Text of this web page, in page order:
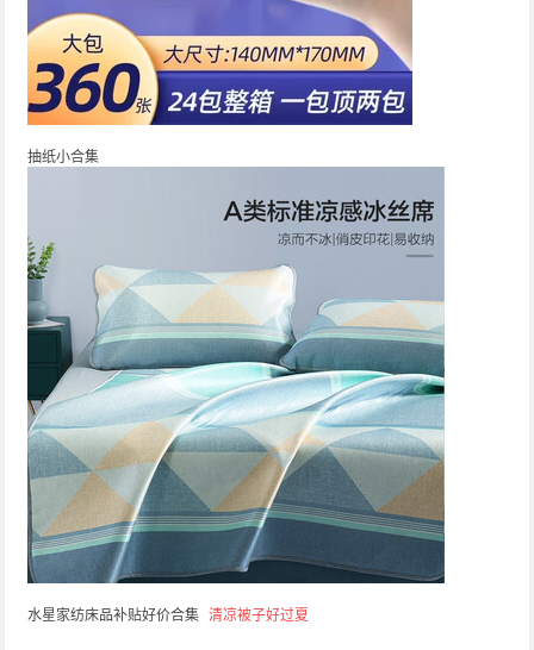
抽纸小合集
水星家纺床品补贴好价合集 清凉被子好过夏